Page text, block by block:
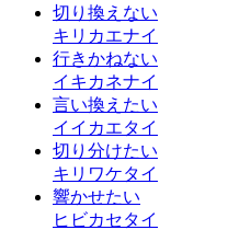
切り換えない
キリカエナイ
行きかねない
イキカネナイ
言い換えたい
イイカエタイ
切り分けたい
キリワケタイ
響かせたい
ヒビカセタイ